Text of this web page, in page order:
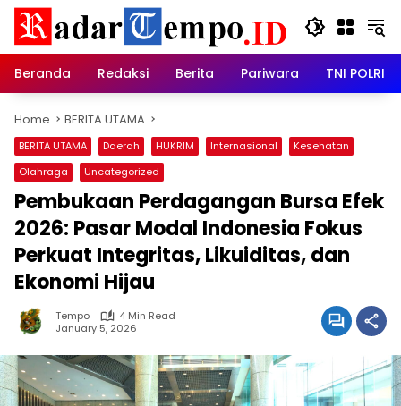
Skip
content
Beranda
Redaksi Berita Pariwara TNI POLRI
Home BERITA UTAMA
BERITA UTAMA Daerah HUKRIM Internasional
Kesehatan
Olahraga
Uncategorized
Pembukaan Perdagangan Bursa Efek
2026: Pasar Modal Indonesia Fokus
Perkuat Integritas, Likuiditas, dan
Ekonomi Hijau
Tempo
4 Min Read
January 5, 2026